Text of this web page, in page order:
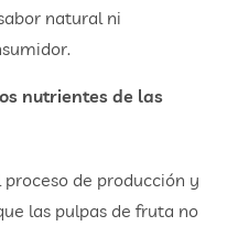
natural ni
nutrientes de las
proceso de producción y
las pulpas de fruta no